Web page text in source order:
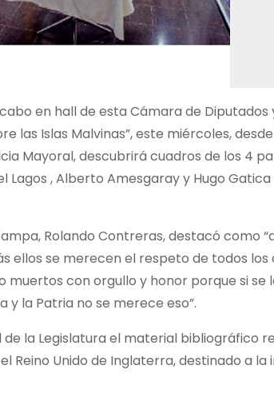
en hall de esta Cámara de Diputados
Islas Malvinas”, este miércoles,
Mayoral, descubrirá cuadros de los 4
Lagos , Alberto Amesgaray y Hugo
Rolando Contreras, destacó como
ellos se merecen el respeto de todos
con orgullo y honor porque si se
la Patria no se merece eso”.
de la Legislatura el material bibliográfico
Unido de Inglaterra, destinado a la